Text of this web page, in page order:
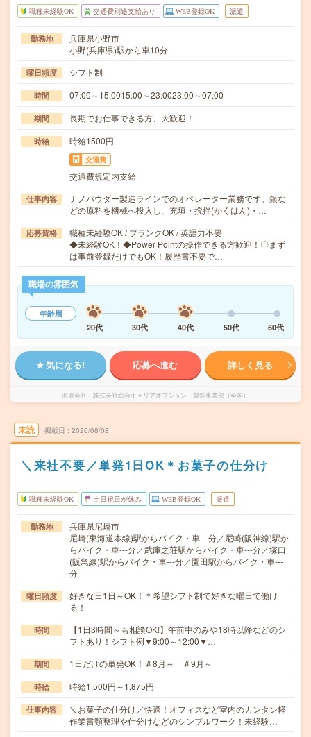
職種未経験OK 交通費別途支給あり WEB登録OK 派遣
勤務地
兵庫県小野市
小野(兵庫県)駅から車10分
曜日頻度 シフト制
時間 07:00～15:0015:00～23:0023:00～07:00
期間 長期でお仕事できる方、大歓迎！
時給 時給1500円
交通費
交通費規定内支給
仕事内容
ナノパウダー製造ラインでのオペレーター業務です。銀な
どの原料を機械へ投入し、充填・撹拌(かくはん)・…
応募資格
職種未経験OK / ブランクOK / 英語力不要
◆未経験OK！◆Power Pointの操作できる方歓迎！〇まず
は事前登録だけでもOK！履歴書不要で…
職場の雰囲気
年齢層
20代
30代 40代 50代 60代
気になる! 応募へ進む 詳しく見る
派遣会社 株式会社綜合キャリアオプション 製造事業部（全国）
未読 掲載日 2026/08/08
＼来社不要／単発1日OK＊お菓子の仕分け
職種未経験OK 土日祝日が休み WEB登録OK 派遣
勤務地
兵庫県尼崎市
尼崎(東海道本線)駅からバイク・車---分／尼崎(阪神線)駅か
らバイク・車---分／武庫之荘駅からバイク・車---分／塚口
(阪急線)駅からバイク・車---分／園田駅からバイク・車---
分
曜日頻度
好きな日1日～OK！＊希望シフト制で好きな曜日で働け
る！
時間
【1日3時間～も相談OK!】午前中のみや18時以降などのシ
フトあり！シフト例▼9:00～12:00▼…
期間 1日だけの単発OK！＃8月～ ＃9月～
時給 時給1,500円～1,875円
仕事内容
＼お菓子の仕分け／快適！オフィスなど室内のカンタン軽
作業書類整理や仕分けなどのシンプルワーク！未経験…